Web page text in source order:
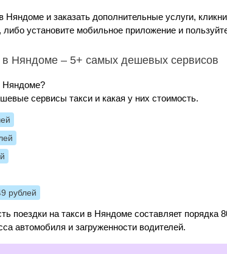
Няндоме и заказать дополнительные услуги,
либо установите мобильное приложение и
в Няндоме – 5+ самых дешевых сервисов
Няндоме?
сервисы такси и какая у них стоимость.
рублей
поездки на такси в Няндоме составляет порядка
автомобиля и загруженности водителей.